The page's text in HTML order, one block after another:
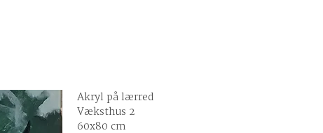
Akryl på lærred
Væksthus 2
60x80 cm